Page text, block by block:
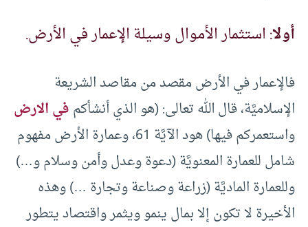
أولا: استثمار الأموال وسيلة الإعمار في الأرض.
فالإعمار في الأرض مقصد من مقاصد الشريعة
الإسلاميَّة، قال الله تعالى: (هو الذي أنشأكمفي الارض
واستعمركم فيها) هود الآيَّة 61، وعمارة الأرض مفهوم
شامل للعمارة المعنويَّة (دعوة وعدل وأمن وسلام و…)
وللعمارة الماديَّة (زراعة وصناعة وتجارة …) وهذه
الأخيرة لا تكون إلا بمال ينمو ويثمر واقتصاد يتطور